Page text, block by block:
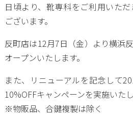
日頃より、靴専科をご利用いた
ございます。
反町店は12月7日（金）より横浜
オープンいたします。
また、リニューアルを記念して
10%OFFキャンペーンを実施いたし
※物販品、合鍵複製は除く